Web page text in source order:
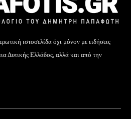
ιστοσελίδα όχι μόνον με ειδήσεις
Δυτικής Ελλάδος, αλλά και από την